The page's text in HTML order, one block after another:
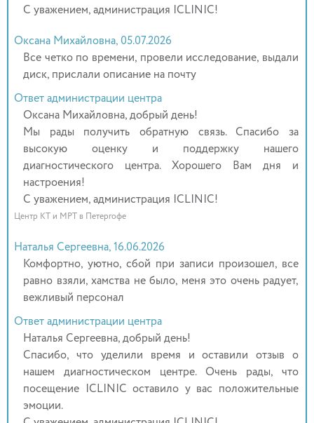
С уважением, администрация ICLINIC!
Оксана Михайловна, 05.07.2026
Все четко по времени, провели исследование, выдали
диск, прислали описание на почту
Ответ администрации центра
Оксана Михайловна, добрый день!
Мы рады получить обратную связь. Спасибо за
высокую оценку и поддержку нашего
диагностического центра. Хорошего Вам дня и
настроения!
С уважением, администрация ICLINIC!
Центр КТ и МРТ в Петергофе
Наталья Сергеевна, 16.06.2026
Комфортно, уютно, сбой при записи произошел, все
равно взяли, хамства не было, меня это очень радует,
вежливый персонал
Ответ администрации центра
Наталья Сергеевна, добрый день!
Спасибо, что уделили время и оставили отзыв о
нашем диагностическом центре. Очень рады, что
посещение ICLINIC оставило у вас положительные
эмоции.